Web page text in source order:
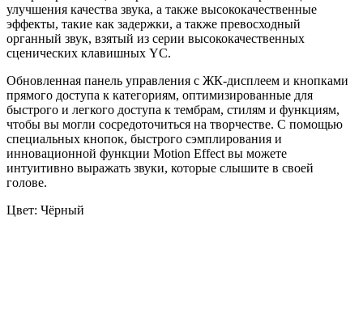
улучшения качества звука, а также высококачественные
эффекты, такие как задержки, а также превосходный
органный звук, взятый из серии высококачественных
сценических клавишных YC.
Обновленная панель управления с ЖК-дисплеем и кнопками
прямого доступа к категориям, оптимизированные для
быстрого и легкого доступа к тембрам, стилям и функциям,
чтобы вы могли сосредоточиться на творчестве. С помощью
специальных кнопок, быстрого сэмплирования и
инновационной функции Motion Effect вы можете
интуитивно выражать звуки, которые слышите в своей
голове.
Цвет: Чёрный